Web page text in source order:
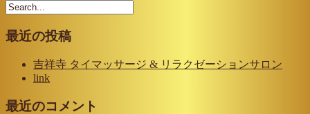
最近の投稿
吉祥寺 タイマッサージ & リラクゼーションサロン
link
最近のコメント